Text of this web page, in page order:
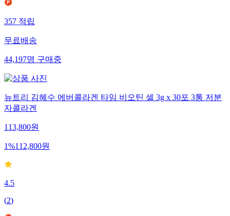
357 적립
무료배송
44,197명 구매중
뉴트리 김혜수 에버콜라겐 타임 비오틴 셀 3g x 30포 3통 저분
자콜라겐
113,800원
1%112,800원
4.5
(2)